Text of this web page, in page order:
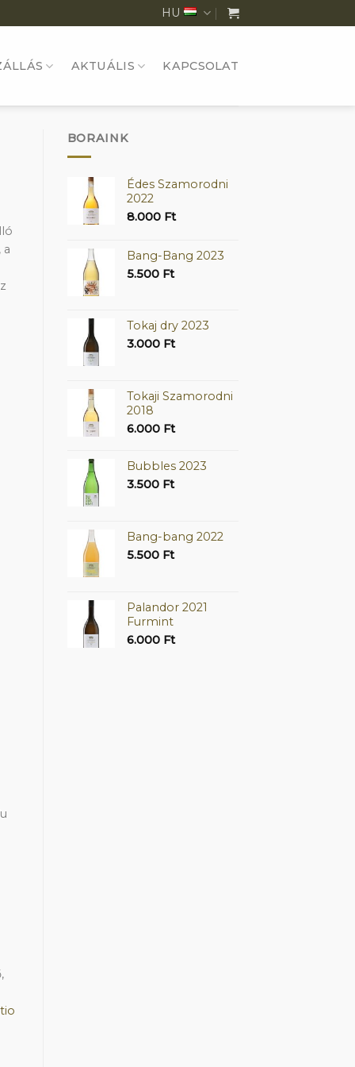
HU
AKTUÁLIS KAPCSOLAT
a
BORAINK
Édes Szamorodni
2022
8.000 Ft
Bang-Bang 2023
5.500 Ft
Tokaj dry 2023
3.000 Ft
Tokaji Szamorodni
2018
6.000 Ft
Bubbles 2023
3.500 Ft
Bang-bang 2022
5.500 Ft
Palandor 2021
Furmint
6.000 Ft